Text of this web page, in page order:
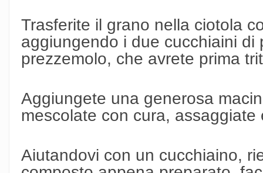
Trasferite il grano nella ciotola
aggiungendo i due cucchiaini di
prezzemolo, che avrete prima
Aggiungete una generosa
mescolate con cura,
Aiutandovi con un cucchiaino,